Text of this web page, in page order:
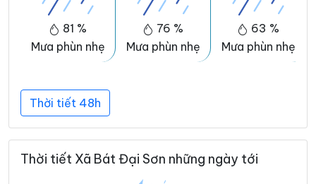
81 %
Mưa phùn nhẹ
76 %
Mưa phùn nhẹ
63 %
Mưa phùn nhẹ
Thời tiết 48h
Thời tiết Xã Bát Đại Sơn những ngày tới